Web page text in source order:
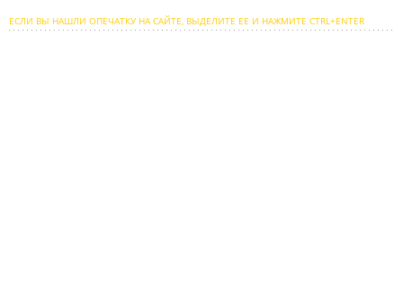
ЕСЛИ ВЫ НАШЛИ ОПЕЧАТКУ НА САЙТЕ, ВЫДЕЛИТЕ ЕЕ И НАЖМИТЕ CTRL+ENTER